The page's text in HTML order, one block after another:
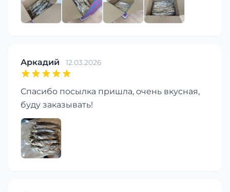
Аркадий 12.03.2026
Спасибо посылка пришла, очень вкусная,
буду заказывать!